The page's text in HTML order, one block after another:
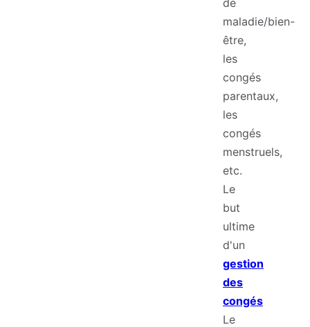
de
maladie/bien-
être,
les
congés
parentaux,
les
congés
menstruels,
etc.
Le
but
ultime
d'un
gestion
des
congés
Le